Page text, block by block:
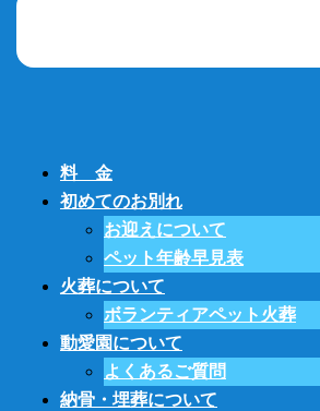
料 金
初めてのお別れ
お迎えについて
ペット年齢早見表
火葬について
ボランティアペット火葬
動愛園について
よくあるご質問
納骨・埋葬について